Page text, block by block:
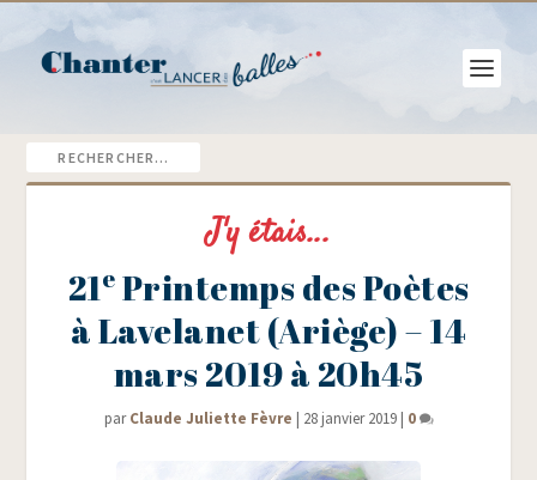
J'y étais...
21e Printemps des Poètes
à Lavelanet (Ariège) – 14
mars 2019 à 20h45
parClaude Juliette Fèvre | 28 janvier 2019| 0